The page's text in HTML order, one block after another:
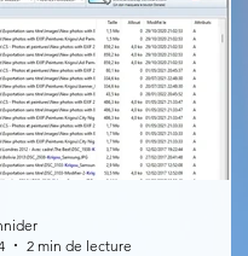
Explorateurs
Internet
2 min de lecture